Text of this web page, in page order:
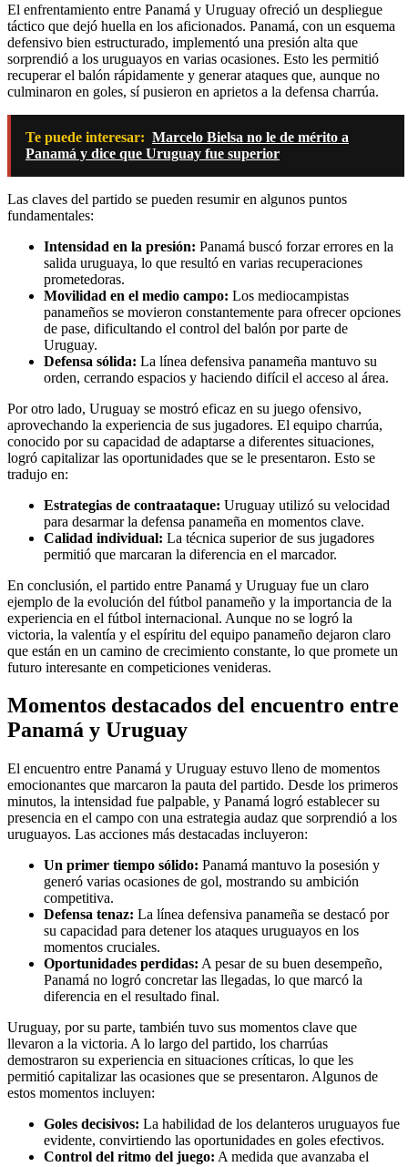
El enfrentamiento entre Panamá y Uruguay ofreció un despliegue
táctico que dejó huella en los aficionados. Panamá, con un esquema
defensivo bien estructurado, implementó una presión alta que
sorprendió a los uruguayos en varias ocasiones. Esto les permitió
recuperar el balón rápidamente y generar ataques que, aunque no
culminaron en goles, sí pusieron en aprietos a la defensa charrúa.
Te puede interesar: Marcelo Bielsa no le de mérito a
Panamá y dice que Uruguay fue superior
Las claves del partido se pueden resumir en algunos puntos
fundamentales:
Intensidad en la presión: Panamá buscó forzar errores en la
salida uruguaya, lo que resultó en varias recuperaciones
prometedoras.
Movilidad en el medio campo: Los mediocampistas
panameños se movieron constantemente para ofrecer opciones
de pase, dificultando el control del balón por parte de
Uruguay.
Defensa sólida: La línea defensiva panameña mantuvo su
orden, cerrando espacios y haciendo difícil el acceso al área.
Por otro lado, Uruguay se mostró eficaz en su juego ofensivo,
aprovechando la experiencia de sus jugadores. El equipo charrúa,
conocido por su capacidad de adaptarse a diferentes situaciones,
logró capitalizar las oportunidades que se le presentaron. Esto se
tradujo en:
Estrategias de contraataque: Uruguay utilizó su velocidad
para desarmar la defensa panameña en momentos clave.
Calidad individual: La técnica superior de sus jugadores
permitió que marcaran la diferencia en el marcador.
En conclusión, el partido entre Panamá y Uruguay fue un claro
ejemplo de la evolución del fútbol panameño y la importancia de la
experiencia en el fútbol internacional. Aunque no se logró la
victoria, la valentía y el espíritu del equipo panameño dejaron claro
que están en un camino de crecimiento constante, lo que promete un
futuro interesante en competiciones venideras.
Momentos destacados del encuentro entre
Panamá y Uruguay
El encuentro entre Panamá y Uruguay estuvo lleno de momentos
emocionantes que marcaron la pauta del partido. Desde los primeros
minutos, la intensidad fue palpable, y Panamá logró establecer su
presencia en el campo con una estrategia audaz que sorprendió a los
uruguayos. Las acciones más destacadas incluyeron:
Un primer tiempo sólido: Panamá mantuvo la posesión y
generó varias ocasiones de gol, mostrando su ambición
competitiva.
Defensa tenaz: La línea defensiva panameña se destacó por
su capacidad para detener los ataques uruguayos en los
momentos cruciales.
Oportunidades perdidas: A pesar de su buen desempeño,
Panamá no logró concretar las llegadas, lo que marcó la
diferencia en el resultado final.
Uruguay, por su parte, también tuvo sus momentos clave que
llevaron a la victoria. A lo largo del partido, los charrúas
demostraron su experiencia en situaciones críticas, lo que les
permitió capitalizar las ocasiones que se presentaron. Algunos de
estos momentos incluyen:
Goles decisivos: La habilidad de los delanteros uruguayos fue
evidente, convirtiendo las oportunidades en goles efectivos.
Control del ritmo del juego: A medida que avanzaba el